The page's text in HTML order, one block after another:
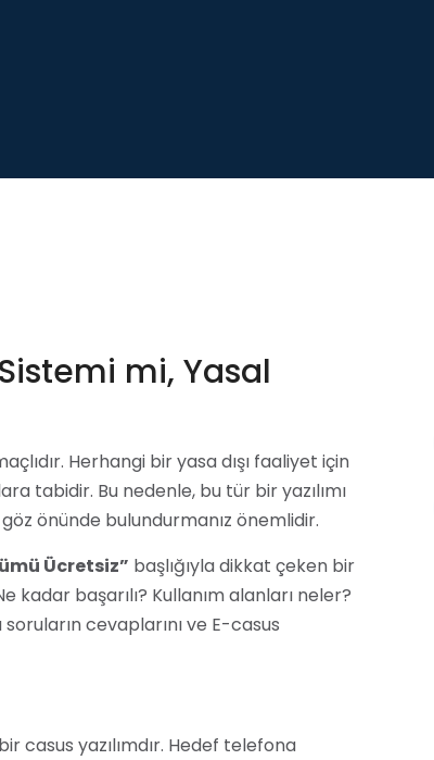
mi, Yasal
Herhangi bir yasa dışı faaliyet için
tabidir. Bu nedenle, bu tür bir yazılımı
önünde bulundurmanız önemlidir.
Ücretsiz” başlığıyla dikkat çeken bir
başarılı? Kullanım alanları neler?
cevaplarını ve E-casus
casus yazılımdır. Hedef telefona